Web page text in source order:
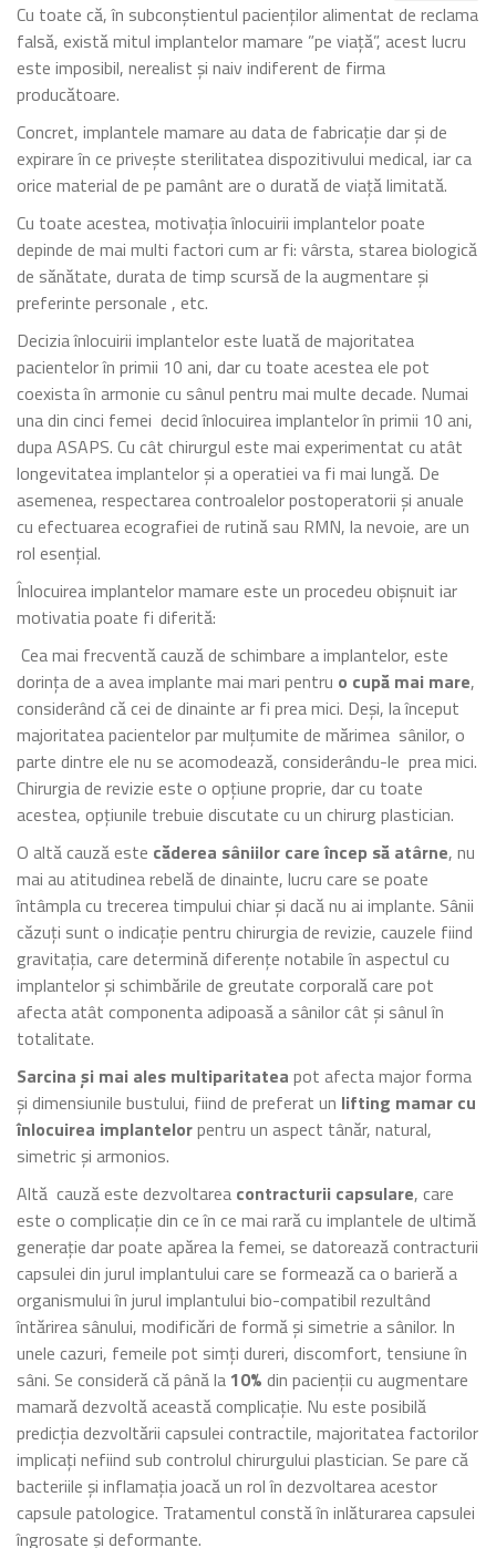
Cu toate că, în subconștientul pacienților alimentat de reclama
falsă, există mitul implantelor mamare ”pe viață”, acest lucru
este imposibil, nerealist și naiv indiferent de firma
producătoare.
Concret, implantele mamare au data de fabricație dar și de
expirare în ce privește sterilitatea dispozitivului medical, iar ca
orice material de pe pamânt are o durată de viață limitată.
Cu toate acestea, motivația înlocuirii implantelor poate
depinde de mai multi factori cum ar fi: vârsta, starea biologică
de sănătate, durata de timp scursă de la augmentare și
preferinte personale , etc.
Decizia înlocuirii implantelor este luată de majoritatea
pacientelor în primii 10 ani, dar cu toate acestea ele pot
coexista în armonie cu sânul pentru mai multe decade. Numai
una din cinci femei decid înlocuirea implantelor în primii 10 ani,
dupa ASAPS. Cu cât chirurgul este mai experimentat cu atât
longevitatea implantelor și a operatiei va fi mai lungă. De
asemenea, respectarea controalelor postoperatorii și anuale
cu efectuarea ecografiei de rutină sau RMN, la nevoie, are un
rol esențial.
Înlocuirea implantelor mamare este un procedeu obișnuit iar
motivatia poate fi diferită:
Cea mai frecventă cauză de schimbare a implantelor, este
dorința de a avea implante mai mari pentru o cupă mai mare,
considerând că cei de dinainte ar fi prea mici. Deși, la început
majoritatea pacientelor par mulțumite de mărimea sânilor, o
parte dintre ele nu se acomodează, considerându-le prea mici.
Chirurgia de revizie este o opțiune proprie, dar cu toate
acestea, opțiunile trebuie discutate cu un chirurg plastician.
O altă cauză este căderea sâniilor care încep să atârne, nu
mai au atitudinea rebelă de dinainte, lucru care se poate
întâmpla cu trecerea timpului chiar și dacă nu ai implante. Sânii
căzuți sunt o indicație pentru chirurgia de revizie, cauzele fiind
gravitația, care determină diferențe notabile în aspectul cu
implantelor și schimbările de greutate corporală care pot
afecta atât componenta adipoasă a sânilor cât și sânul în
totalitate.
Sarcina și mai ales multiparitatea pot afecta major forma
și dimensiunile bustului, fiind de preferat un lifting mamar cu
înlocuirea implantelorpentru un aspect tânăr, natural,
simetric și armonios.
Altă cauză este dezvoltarea contracturii capsulare, care
este o complicație din ce în ce mai rară cu implantele de ultimă
generație dar poate apărea la femei, se datorează contracturii
capsulei din jurul implantului care se formează ca o barieră a
organismului în jurul implantului bio-compatibil rezultând
întărirea sânului, modificări de formă și simetrie a sânilor. In
unele cazuri, femeile pot simți dureri, discomfort, tensiune în
sâni. Se consideră că până la 10% din pacienții cu augmentare
mamară dezvoltă această complicație. Nu este posibilă
predicția dezvoltării capsulei contractile, majoritatea factorilor
implicați nefiind sub controlul chirurgului plastician. Se pare că
bacteriile și inflamația joacă un rol în dezvoltarea acestor
capsule patologice. Tratamentul constă în inlăturarea capsulei
îngrosate și deformante.